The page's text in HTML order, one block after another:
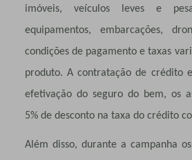
imóveis, veículos leves e
equipamentos, embarcações,
condições de pagamento e taxas
produto. A contratação de crédito
efetivação do seguro do bem, os
5% de desconto na taxa do crédito
Além disso, durante a campanha